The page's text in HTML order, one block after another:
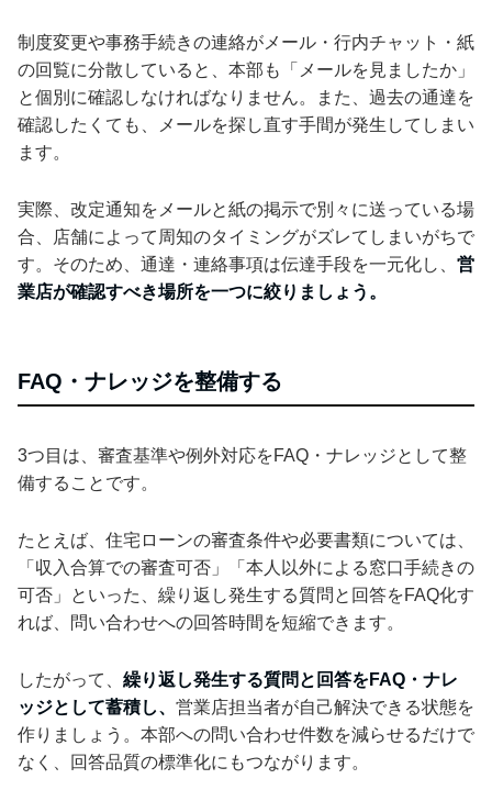
制度変更や事務手続きの連絡がメール・行内チャット・紙
の回覧に分散していると、本部も「メールを見ましたか」
と個別に確認しなければなりません。また、過去の通達を
確認したくても、メールを探し直す手間が発生してしまい
ます。
実際、改定通知をメールと紙の掲示で別々に送っている場
合、店舗によって周知のタイミングがズレてしまいがちで
す。そのため、通達・連絡事項は伝達手段を一元化し、 営
業店が確認すべき場所を一つに絞りましょう。
FAQ・ナレッジを整備する
3つ目は、審査基準や例外対応をFAQ・ナレッジとして整
備することです。
たとえば、住宅ローンの審査条件や必要書類については、
「収入合算での審査可否」「本人以外による窓口手続きの
可否」といった、繰り返し発生する質問と回答をFAQ化す
れば、問い合わせへの回答時間を短縮できます。
したがって、 繰り返し発生する質問と回答をFAQ・ナレ
ッジとして蓄積し、 営業店担当者が自己解決できる状態を
作りましょう。本部への問い合わせ件数を減らせるだけで
なく、回答品質の標準化にもつながります。